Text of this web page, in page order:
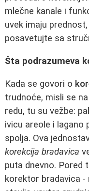
mlečne kanale i
uvek imaju
posavetujte sa
Šta podrazumeva
Kada se govori o
trudnoće, misli se
redu, tu su vežbe:
ivicu areole i lagano
spolja. Ova
korekcija bradavica
puta dnevno. Pored
korektor bradavica